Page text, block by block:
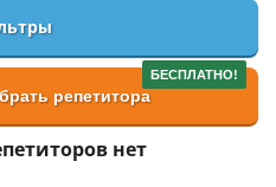
БЕСПЛАТНО!
репетитора
нет